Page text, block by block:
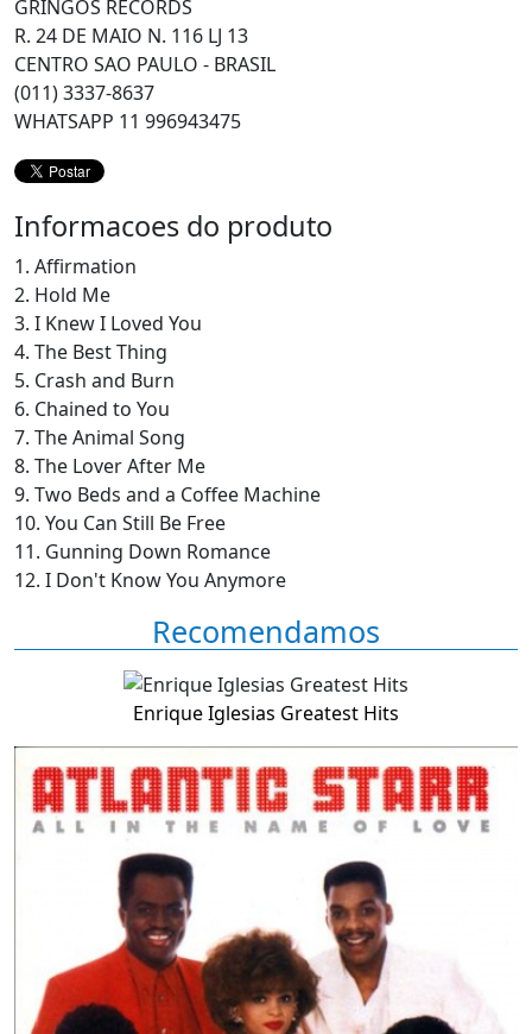
GRINGOS RECORDS
R. 24 DE MAIO N. 116 LJ 13
CENTRO SAO PAULO - BRASIL
(011) 3337-8637
WHATSAPP 11 996943475
Informacoes do produto
1. Affirmation
2. Hold Me
3. I Knew I Loved You
4. The Best Thing
5. Crash and Burn
6. Chained to You
7. The Animal Song
8. The Lover After Me
9. Two Beds and a Coffee Machine
10. You Can Still Be Free
11. Gunning Down Romance
12. I Don't Know You Anymore
Recomendamos
Enrique Iglesias Greatest Hits